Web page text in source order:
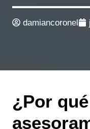
damiancoronel
¿Por